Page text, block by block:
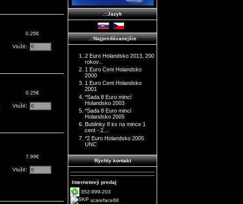
0.25€
Vložiť:
0.25€
Vložiť:
7.99€
Vložiť:
.::Jazyk
.::Najpredávanejšie
2 Euro Holandsko 2013, 200
rokov...
1 Euro Cent Holandsko
2000
1 Euro Cent Holandsko
2001
*Sada 8 Euro mincí
Holandsko 2003
*Sada 8 Euro mincí
Holandsko 2005
Bublinky 8 ks na mince 1
cent - 2...
*2 Euro Holandsko 2005
UNC
Rýchly kontakt
Internetový predaj
352-999-203
scareface68